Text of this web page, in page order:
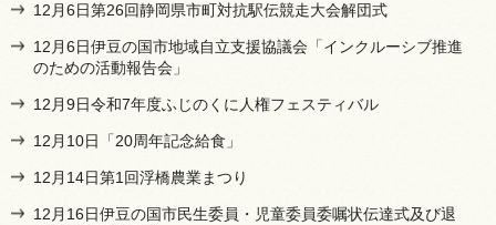
12月6日第26回静岡県市町対抗駅伝競走大会解団式
12月6日伊豆の国市地域自立支援協議会「インクルーシブ推進
のための活動報告会」
12月9日令和7年度ふじのくに人権フェスティバル
12月10日「20周年記念給食」
12月14日第1回浮橋農業まつり
12月16日伊豆の国市民生委員・児童委員委嘱状伝達式及び退